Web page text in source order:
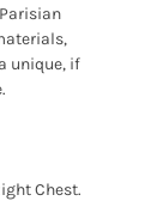
unique, if
Chest.